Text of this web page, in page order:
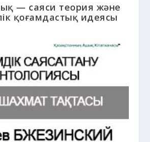
— саяси теория және
қоғамдастық идеясы